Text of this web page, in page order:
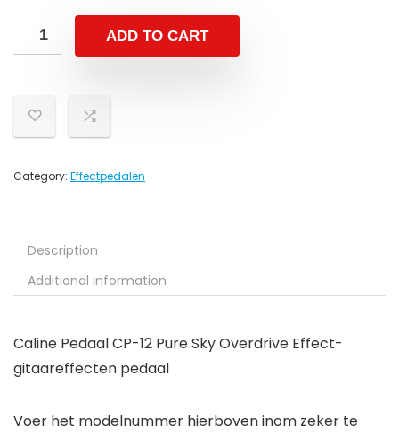
ADD TO CART
Category: Effectpedalen
Description
Additional information
Caline Pedaal CP-12 Pure Sky Overdrive Effect-
gitaareffecten pedaal
Voer het modelnummer hierboven inom zeker te